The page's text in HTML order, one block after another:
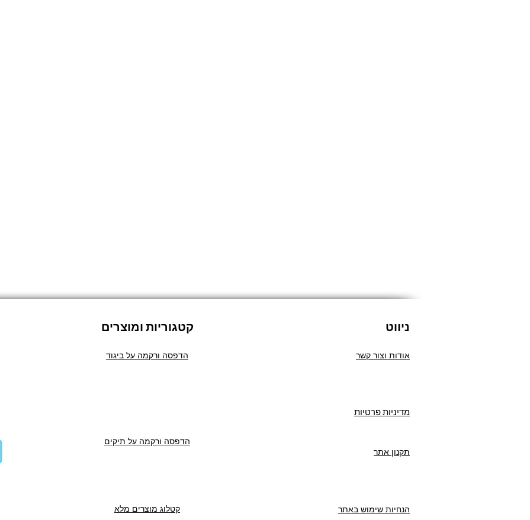
קטגוריות ומוצרים
הדפסה ורקמה על ביגוד
ניווט
אודות וצור קשר
מדיניות פרטיות
הדפסה ורקמה על תיקים
קטלוג מוצרים מלא
תקנון אתר
הנחיות שימוש באתר